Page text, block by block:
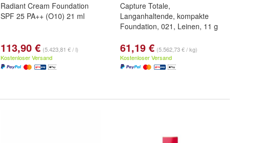
Radiant Cream Foundation
SPF 25 PA++ (O10) 21 ml
113,90 € (5.423,81 € / l)
Kostenloser Versand
Capture Totale,
Langanhaltende, kompakte
Foundation, 021, Leinen, 11 g
61,19 € (5.562,73 € / kg)
Kostenloser Versand